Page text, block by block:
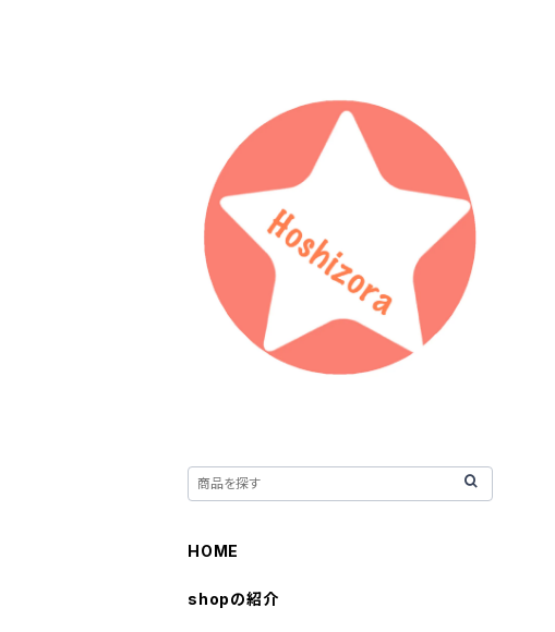
HOME
shopの紹介